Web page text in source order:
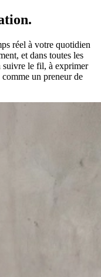
réel à votre quotidien
et dans toutes les
suivre le fil, à exprimer
un preneur de